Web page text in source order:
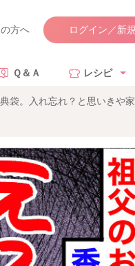
方へ ログイン／新
Ｑ＆Ａ レシピ
袋。入れ忘れ？と思いきや